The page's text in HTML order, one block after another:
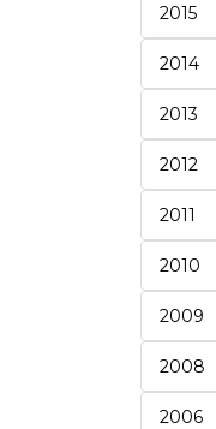
2015
2014
2013
2012
2011
2010
2009
2008
2006